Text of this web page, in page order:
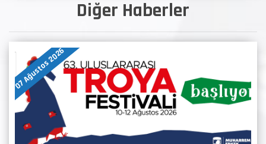
Diğer Haberler
07 Ağustos 2026